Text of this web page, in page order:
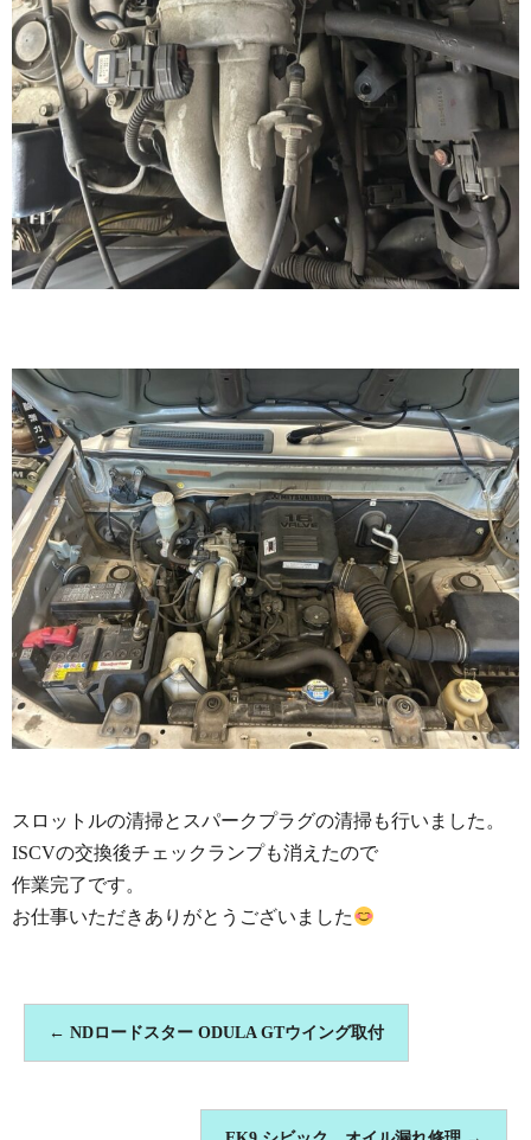
スロットルの清掃とスパークプラグの清掃も行いました。
ISCVの交換後チェックランプも消えたので
作業完了です。
お仕事いただきありがとうございました
← NDロードスター ODULA GTウイング取付